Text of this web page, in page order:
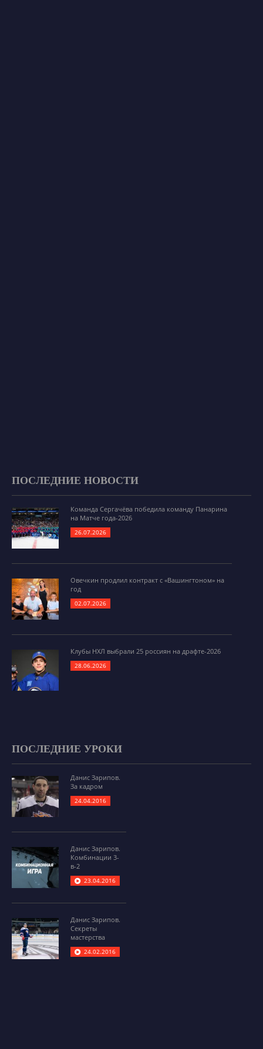
ПОСЛЕДНИЕ НОВОСТИ
Команда Сергачёва победила команду Панарина
на Матче года-2026
26.07.2026
Овечкин продлил контракт с «Вашингтоном» на
год
02.07.2026
Клубы НХЛ выбрали 25 россиян на драфте-2026
28.06.2026
ПОСЛЕДНИЕ УРОКИ
Данис Зарипов.
За кадром
24.04.2016
Данис Зарипов.
Комбинации 3-
в-2
23.04.2016
Данис Зарипов.
Секреты
мастерства
24.02.2016